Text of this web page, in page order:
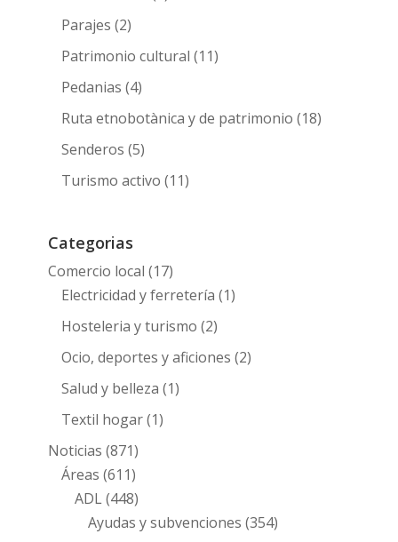
Parajes (2)
Patrimonio cultural (11)
Pedanias (4)
Ruta etnobotànica y de patrimonio (18)
Senderos (5)
Turismo activo (11)
Categorias
Comercio local (17)
Electricidad y ferretería (1)
Hosteleria y turismo (2)
Ocio, deportes y aficiones (2)
Salud y belleza (1)
Textil hogar(1)
Noticias (871)
Áreas (611)
ADL(448)
Ayudas y subvenciones (354)